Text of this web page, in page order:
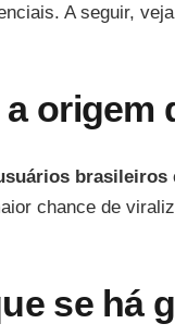
A seguir,
a origem
brasileiros
chance de
se há